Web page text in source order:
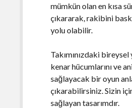
mümkün olan en kısa
çıkararak, rakibini
yolu olabilir.
Takımınızdaki
kenar hücumlarını ve
sağlayacak bir oyun
çıkarabilirsiniz. Sizin
sağlayan tasarımdır.